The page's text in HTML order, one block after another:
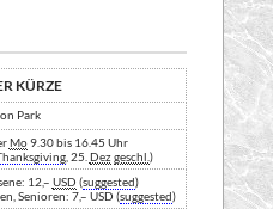
KÜRZE
Park
Mo9.30 bis 16.45 Uhr
, 25. Dezgeschl. )
12,– USD (suggested)
Senioren: 7,– USD (suggested)